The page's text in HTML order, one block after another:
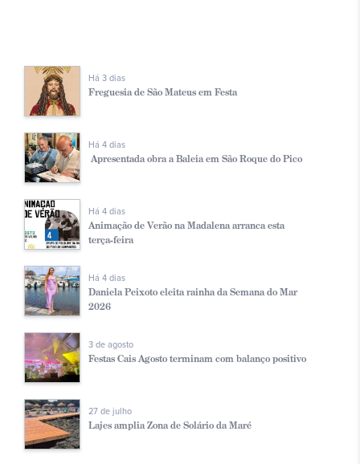
Há 3 dias
Freguesia de São Mateus em Festa
Há 4 dias
Apresentada obra a Baleia em São Roque do Pico
Há 4 dias
Animação de Verão na Madalena arranca esta
terça-feira
Há 4 dias
Daniela Peixoto eleita rainha da Semana do Mar
2026
3 de agosto
Festas Cais Agosto terminam com balanço positivo
27 de julho
Lajes amplia Zona de Solário da Maré